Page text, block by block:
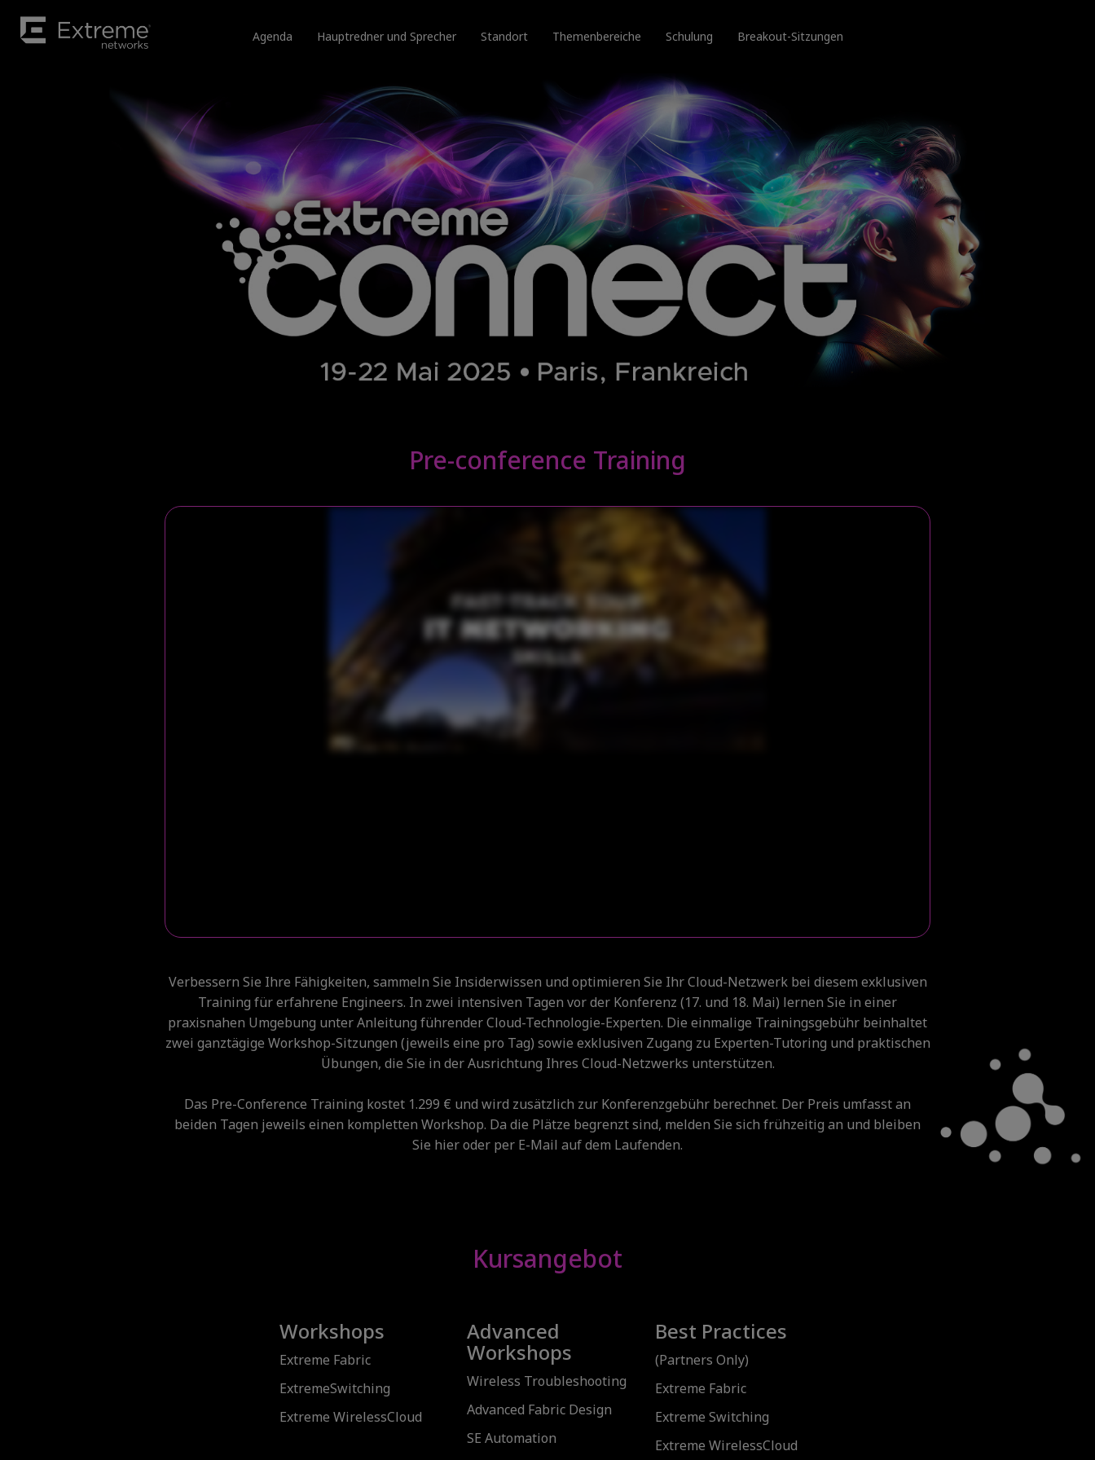
Agenda Hauptredner und Sprecher Standort Themenbereiche Schulung Breakout-Sitzungen
Pre-conference Training
Verbessern Sie Ihre Fähigkeiten, sammeln Sie Insiderwissen und optimieren Sie Ihr Cloud-Netzwerk bei diesem exklusiven
Training für erfahrene Engineers. In zwei intensiven Tagen vor der Konferenz (17. und 18. Mai) lernen Sie in einer
praxisnahen Umgebung unter Anleitung führender Cloud-Technologie-Experten. Die einmalige Trainingsgebühr beinhaltet
zwei ganztägige Workshop-Sitzungen (jeweils eine pro Tag) sowie exklusiven Zugang zu Experten-Tutoring und praktischen
Übungen, die Sie in der Ausrichtung Ihres Cloud-Netzwerks unterstützen.
Das Pre-Conference Training kostet 1.299 € und wird zusätzlich zur Konferenzgebühr berechnet. Der Preis umfasst an
beiden Tagen jeweils einen kompletten Workshop. Da die Plätze begrenzt sind, melden Sie sich frühzeitig an und bleiben
Sie hier oder per E-Mail auf dem Laufenden.
Kursangebot
Workshops
Extreme Fabric
ExtremeSwitching
Extreme WirelessCloud
Advanced
Workshops
Wireless Troubleshooting
Advanced Fabric Design
SE Automation
Best Practices
(Partners Only)
Extreme Fabric
Extreme Switching
Extreme WirelessCloud